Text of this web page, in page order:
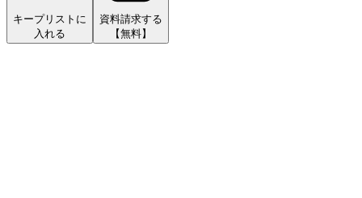
キープリストに
入れる
資料請求する
【無料】